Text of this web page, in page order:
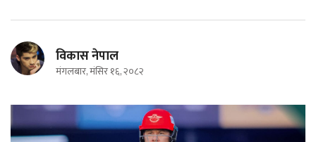
विकास नेपाल
मंगलबार, मंसिर १६, २०८२